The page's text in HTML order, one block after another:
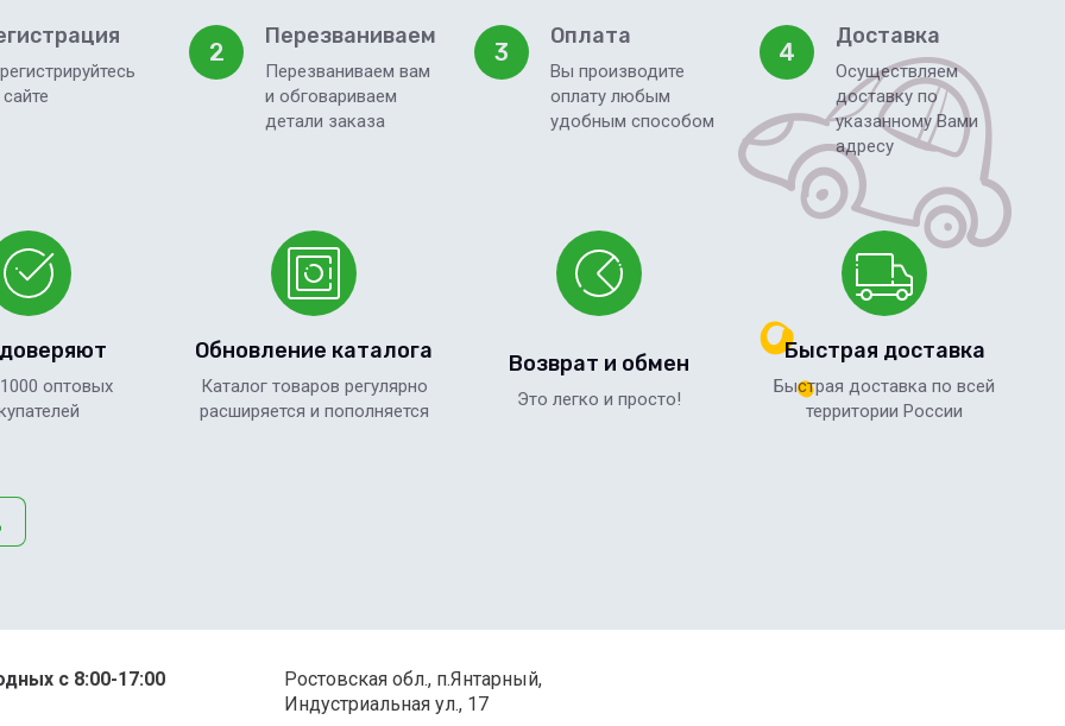
2
Перезваниваем
Перезваниваем вам
и обговариваем
детали заказа
3
Оплата
Вы производите
оплату любым
удобным способом
4
Доставка
Осуществляем
доставку по
указанному Вами
адресу
оптовых
Обновление каталога
Каталог товаров регулярно
расширяется и пополняется
Возврат и обмен
Это легко и просто!
Быстрая доставка
Быстрая доставка по всей
территории России
с 8:00-17:00
Ростовская обл., п.Янтарный,
Индустриальная ул., 17